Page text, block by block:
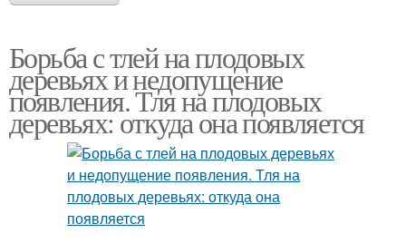
Борьба с тлей на плодовых
деревьях и недопущение
появления. Тля на плодовых
деревьях: откуда она появляется